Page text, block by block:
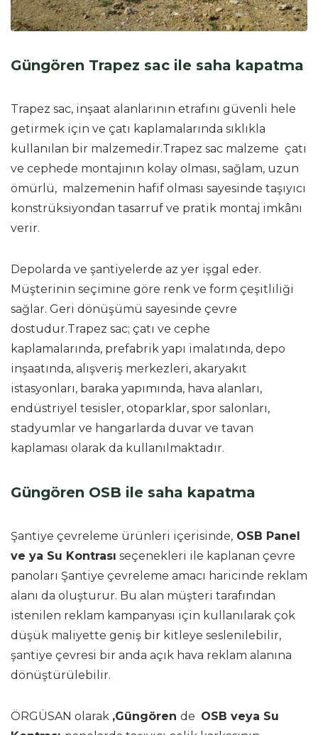
Güngören Trapez sac ile saha kapatma
Trapez sac, inşaat alanlarının etrafını güvenli hele
getirmek için ve çatı kaplamalarında sıklıkla
kullanılan bir malzemedir.Trapez sac malzeme çatı
ve cephede montajının kolay olması, sağlam, uzun
ömürlü, malzemenin hafif olması sayesinde taşıyıcı
konstrüksiyondan tasarruf ve pratik montaj imkânı
verir.
Depolarda ve şantiyelerde az yer işgal eder.
Müşterinin seçimine göre renk ve form çeşitliliği
sağlar. Geri dönüşümü sayesinde çevre
dostudur.Trapez sac; çatı ve cephe
kaplamalarında, prefabrik yapı imalatında, depo
inşaatında, alışveriş merkezleri, akaryakıt
istasyonları, baraka yapımında, hava alanları,
endüstriyel tesisler, otoparklar, spor salonları,
stadyumlar ve hangarlarda duvar ve tavan
kaplaması olarak da kullanılmaktadır.
Güngören OSB ile saha kapatma
Şantiye çevreleme ürünleri içerisinde, OSB Panel
ve ya Su Kontrası seçenekleri ile kaplanan çevre
panoları Şantiye çevreleme amacı haricinde reklam
alanı da oluşturur. Bu alan müşteri tarafından
istenilen reklam kampanyası için kullanılarak çok
düşük maliyette geniş bir kitleye seslenilebilir,
şantiye çevresi bir anda açık hava reklam alanına
dönüştürülebilir.
ÖRGÜSAN olarak ,Güngören de OSB veya Su